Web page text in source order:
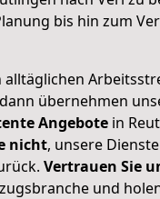
bis hin zum
übernehmen
Angebote in
nicht, unsere
Vertrauen Sie
und